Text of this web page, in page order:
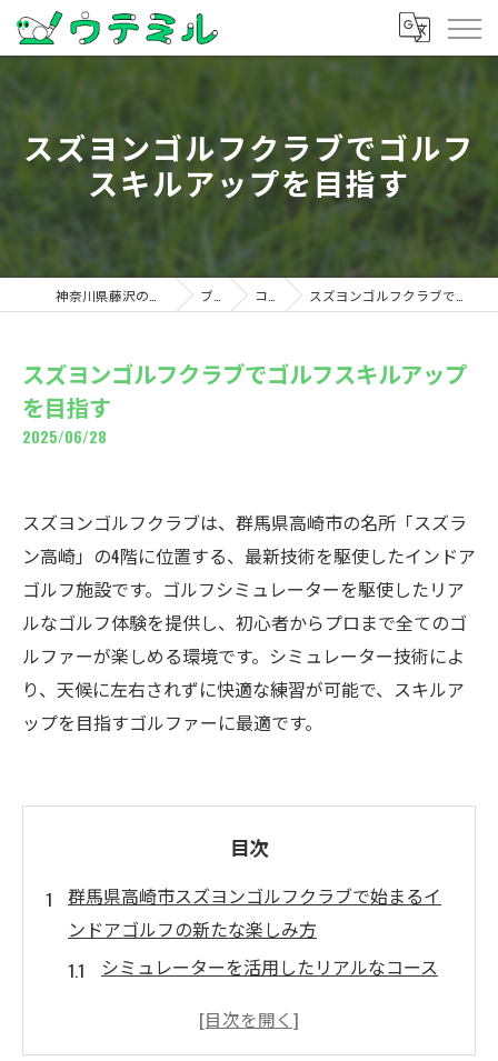
スズヨンゴルフクラブでゴルフ
スキルアップを目指す
ブログ コラム スズヨンゴルフクラブでゴルフスキルアップを目指す
スズヨンゴルフクラブでゴルフスキルアップ
を目指す
2025/06/28
スズヨンゴルフクラブは、群馬県高崎市の名所「スズラ
ン高崎」の4階に位置する、最新技術を駆使したインドア
ゴルフ施設です。ゴルフシミュレーターを駆使したリア
ルなゴルフ体験を提供し、初心者からプロまで全てのゴ
ルファーが楽しめる環境です。シミュレーター技術によ
り、天候に左右されずに快適な練習が可能で、スキルア
ップを目指すゴルファーに最適です。
目次
群馬県高崎市スズヨンゴルフクラブで始まるイ
ンドアゴルフの新たな楽しみ方
シミュレーターを活用したリアルなコース
手ぶらで訪れる快適なゴルフ環境